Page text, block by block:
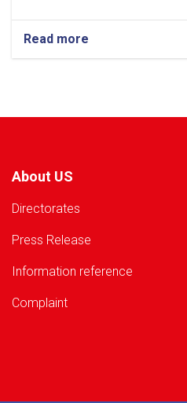
Read more
About US
Directorates
Press Release
Information reference
Complaint